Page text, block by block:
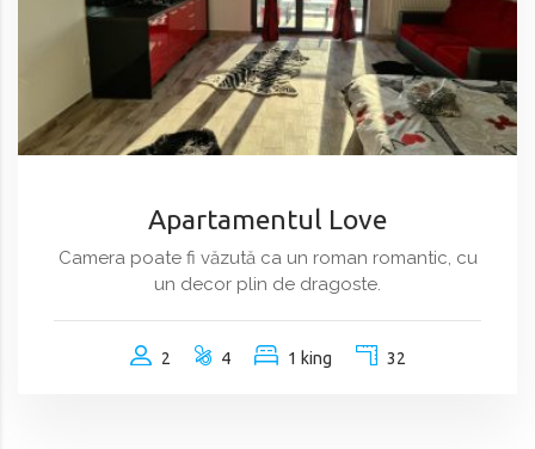
Apartamentul Love
Camera poate fi văzută ca un roman romantic, cu
un decor plin de dragoste.
2 4 1 king 32